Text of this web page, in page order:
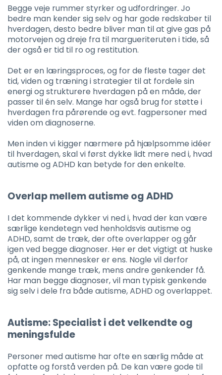
Begge veje rummer styrker og udfordringer. Jo
bedre man kender sig selv og har gode redskaber til
hverdagen, desto bedre bliver man til at give gas på
motorvejen og dreje fra til margueriteruten i tide, så
der også er tid til ro og restitution.
Det er en læringsproces, og for de fleste tager det
tid, viden og træning i strategier til at fordele sin
energi og strukturere hverdagen på en måde, der
passer til én selv. Mange har også brug for støtte i
hverdagen fra pårørende og evt. fagpersoner med
viden om diagnoserne.
Men inden vi kigger nærmere på hjælpsomme idéer
til hverdagen, skal vi først dykke lidt mere ned i, hvad
autisme og ADHD kan betyde for den enkelte.
Overlap mellem autisme og ADHD
I det kommende dykker vi ned i, hvad der kan være
særlige kendetegn ved henholdsvis autisme og
ADHD, samt de træk, der ofte overlapper og går
igen ved begge diagnoser. Her er det vigtigt at huske
på, at ingen mennesker er ens. Nogle vil derfor
genkende mange træk, mens andre genkender få.
Har man begge diagnoser, vil man typisk genkende
sig selv i dele fra både autisme, ADHD og overlappet.
Autisme: Specialist i det velkendte og
meningsfulde
Personer med autisme har ofte en særlig måde at
opfatte og forstå verden på. De kan være gode til